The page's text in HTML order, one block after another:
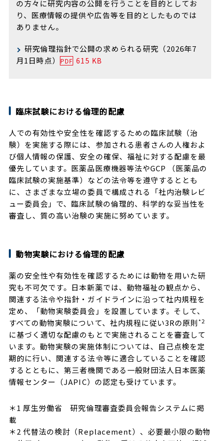
の方々に研究内容の公開を行うことを目的としてお
り、医療情報の提供や広告等を目的としたものでは
ありません。
研究倫理指針で公開の求められる研究（2026年7
月1日時点）
PDF 615 KB
臨床試験における倫理的配慮
人での有効性や安全性を確認するための臨床試験（治
験）を実施する際には、参加される患者さんの人権およ
び個人情報の保護、安全の確保、福祉に対する配慮を最
優先しています。医薬品医療機器等法やGCP （医薬品の
臨床試験の実施基準）などの法令等を遵守するととも
に、さまざまな立場の委員で構成される「社内治験レビ
ュー委員会」で、臨床試験の倫理的、科学的な妥当性を
審査し、質の高い治験の実施に努めています。
動物実験における倫理的配慮
薬の安全性や有効性を確認するためには動物を用いた研
究も不可欠です。日本新薬では、動物福祉の観点から、
関連する法令や指針・ガイドラインに沿って社内規程を
定め、「動物実験委員会」を設置しています。そして、
すべての動物実験について、社内規程に従い3Rの原則*2
に基づく適切な配慮のもとで実施されることを審査して
います。動物実験の実施体制については、自己点検を定
期的に行い、関連する法令等に適合していることを確認
するとともに、第三者機関である一般財団法人日本医薬
情報センター（JAPIC）の認定も受けています。
＊1 厚生労働省 研究倫理審査委員会報告システムに掲
載
＊2 代替法の検討（Replacement）、必要最小限の動物